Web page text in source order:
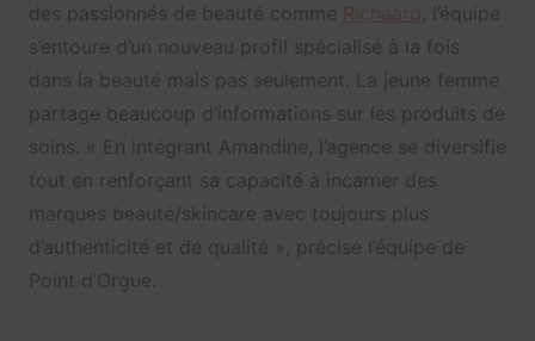
des passionnés de beauté comme
, l’équipe
s’entoure d’un nouveau profil spécialisé à la fois
dans la beauté mais pas seulement. La jeune femme
partage beaucoup d’informations sur les produits de
soins. « En intégrant Amandine, l’agence se diversifie
tout en renforçant sa capacité à incarner des
marques beauté/skincare avec toujours plus
d’authenticité et de qualité », précise l’équipe de
Point d’Orgue.